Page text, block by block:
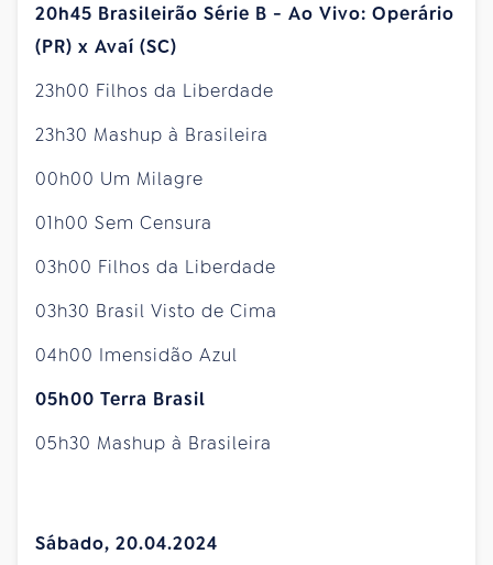
20h45 Brasileirão Série B - Ao Vivo: Operário
(PR) x Avaí (SC)
23h00 Filhos da Liberdade
23h30 Mashup à Brasileira
00h00 Um Milagre
01h00 Sem Censura
03h00 Filhos da Liberdade
03h30 Brasil Visto de Cima
04h00 Imensidão Azul
05h00 Terra Brasil
05h30 Mashup à Brasileira
Sábado, 20.04.2024